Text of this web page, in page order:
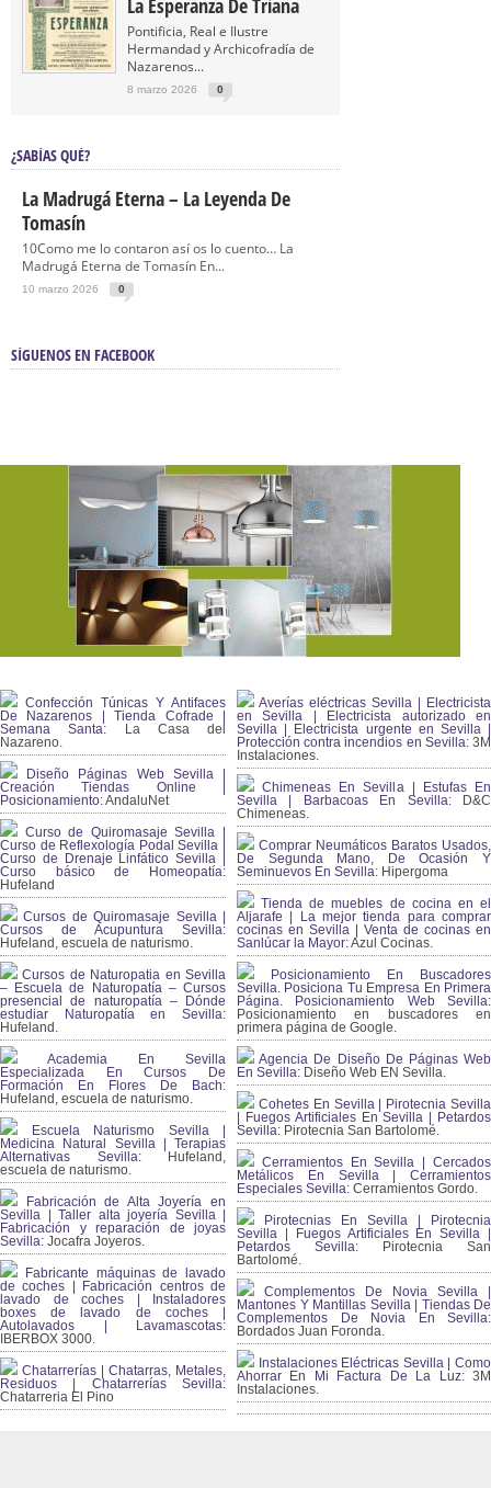
La Esperanza De Triana
Pontificia, Real e Ilustre
Hermandad y Archicofradía de
Nazarenos...
8 marzo 2026 0
¿SABÍAS QUÉ?
La Madrugá Eterna – La Leyenda De
Tomasín
10Como me lo contaron así os lo cuento… La
Madrugá Eterna de Tomasín En...
10 marzo 2026 0
SÍGUENOS EN FACEBOOK
Confección Túnicas Y Antifaces
De Nazarenos | Tienda Cofrade |
Semana Santa: La Casa del
Nazareno.
Diseño Páginas Web Sevilla |
Creación Tiendas Online |
Posicionamiento:AndaluNet
Curso de Quiromasaje Sevilla |
Curso de Reflexología Podal Sevilla |
Curso de Drenaje Linfático Sevilla |
Curso básico de Homeopatía:
Hufeland
Cursos de Quiromasaje Sevilla |
Cursos de Acupuntura Sevilla:
Hufeland, escuela de naturismo.
Cursos de Naturopatia en Sevilla
– Escuela de Naturopatía – Cursos
presencial de naturopatía – Dónde
estudiar Naturopatía en Sevilla:
Hufeland.
Academia En Sevilla
Especializada En Cursos De
Formación En Flores De Bach:
Hufeland, escuela de naturismo.
Escuela Naturismo Sevilla |
Medicina Natural Sevilla | Terapias
Alternativas Sevilla: Hufeland,
escuela de naturismo.
Fabricación de Alta Joyería en
Sevilla | Taller alta joyería Sevilla |
Fabricación y reparación de joyas
Sevilla: Jocafra Joyeros.
Fabricante máquinas de lavado
de coches | Fabricación centros de
lavado de coches | Instaladores
boxes de lavado de coches |
Autolavados | Lavamascotas:
IBERBOX 3000.
Chatarrerías | Chatarras, Metales,
Residuos | Chatarrerías Sevilla:
Chatarreria El Pino
Averías eléctricas Sevilla | Electricista
en Sevilla | Electricista autorizado en
Sevilla | Electricista urgente en Sevilla |
Protección contra incendios en Sevilla:3M
Instalaciones.
Chimeneas En Sevilla | Estufas En
Sevilla | Barbacoas En Sevilla:D&C
Chimeneas.
Comprar Neumáticos Baratos Usados,
De Segunda Mano, De Ocasión Y
Seminuevos En Sevilla: Hipergoma
Tienda de muebles de cocina en el
Aljarafe | La mejor tienda para comprar
cocinas en Sevilla | Venta de cocinas en
Sanlúcar la Mayor:Azul Cocinas.
Posicionamiento En Buscadores
Sevilla. Posiciona Tu Empresa En Primera
Página. Posicionamiento Web Sevilla:
Posicionamiento en buscadores en
primera página de Google.
Agencia De Diseño De Páginas Web
En Sevilla: Diseño Web EN Sevilla.
Cohetes En Sevilla | Pirotecnia Sevilla
| Fuegos Artificiales En Sevilla | Petardos
Sevilla: Pirotecnia San Bartolomé.
Cerramientos En Sevilla | Cercados
Metálicos En Sevilla | Cerramientos
Especiales Sevilla: Cerramientos Gordo.
Pirotecnias En Sevilla | Pirotecnia
Sevilla | Fuegos Artificiales En Sevilla |
Petardos Sevilla: Pirotecnia San
Bartolomé.
Complementos De Novia Sevilla |
Mantones Y Mantillas Sevilla | Tiendas De
Complementos De Novia En Sevilla:
Bordados Juan Foronda.
Instalaciones Eléctricas Sevilla | Como
Ahorrar En Mi Factura De La Luz:3M
Instalaciones.